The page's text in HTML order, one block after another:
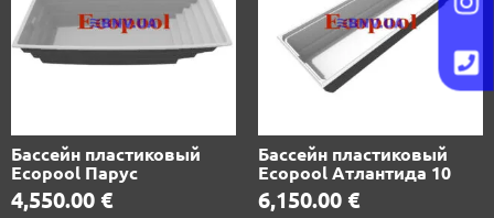
Бассейн пластиковый
Ecopool Парус
4,550.00 €
Бассейн пластиковый
Ecopool Атлантида 10
6,150.00 €